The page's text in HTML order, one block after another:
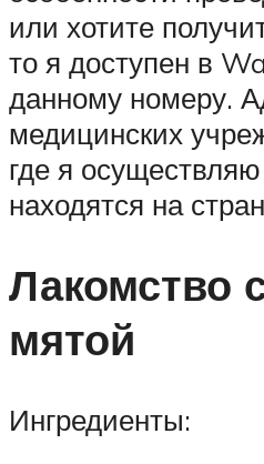
или хотите
то я доступен в
данному номеру.
медицинских
где я
находятся на
Лакомство
мятой
Ингредиенты: